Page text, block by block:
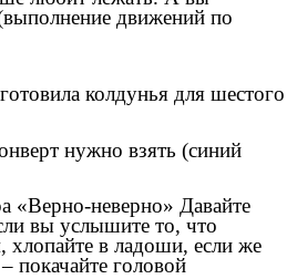
движений по
колдунья для шестого
нужно взять (синий
«Верно-неверно» Давайте
вы услышите то, что
хлопайте в ладоши, если же
покачайте головой